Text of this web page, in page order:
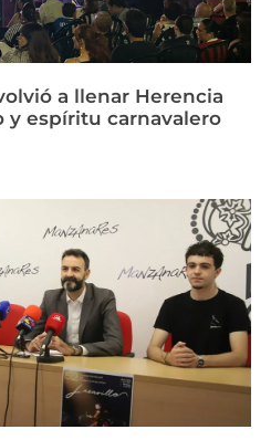
a llenar Herencia
y espíritu carnavalero